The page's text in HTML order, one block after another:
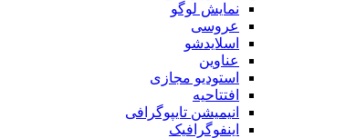
نمایش لوگو
عروسی
اسلایدشو
عناوین
استودیو مجازی
افتتاحیه
انیمیشن تایپوگرافی
اینفوگرافیک